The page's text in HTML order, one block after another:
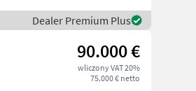
Dealer Premium Plus
90.000 €
wliczony VAT 20%
75.000 € netto